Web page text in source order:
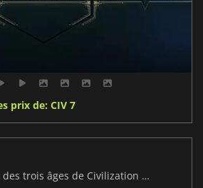
prix de: CIV 7
Le nouveau système des trois âges de Civilization VII divise les fans